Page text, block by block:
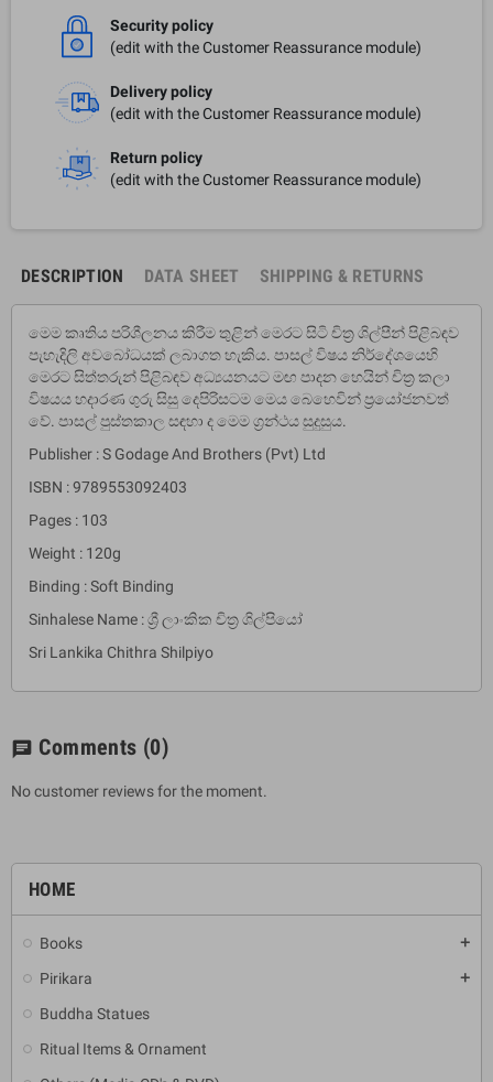
HOME
Books add
Pirikara add
Buddha Statues
Ritual Items & Ornament
Security policy
(edit with the Customer Reassurance module)
Delivery policy
(edit with the Customer Reassurance module)
Return policy
(edit with the Customer Reassurance module)
DESCRIPTION DATA SHEET SHIPPING & RETURNS
මෙම කෘතිය පරිශීලනය කිරීම තුළින් මෙරට සිටි චිත්‍ර ශිල්පීන් පිළිබඳව
පැහැදිලි අවබෝධයක් ලබාගත හැකිය. පාසල් විෂය නිර්දේශයෙහි
මෙරට සිත්තරුන් පිළිබඳව අධ්‍යයනයට මඟ පාදන හෙයින් චිත්‍ර කලා
විෂයය හදාරණ ගුරු සිසු දෙපිරිසටම මෙය බෙහෙවින් ප්‍රයෝජනවත්
වේ. පාසල් පුස්තකාල සඳහා ද මෙම ග්‍රන්ථය සුදුසුය.
Publisher : S Godage And Brothers (Pvt) Ltd
ISBN : 9789553092403
Pages : 103
Weight : 120g
Binding : Soft Binding
Sinhalese Name : ශ්‍රී ලාංකික චිත්‍ර ශිල්පියෝ
Sri Lankika Chithra Shilpiyo
chat Comments (0)
No customer reviews for the moment.